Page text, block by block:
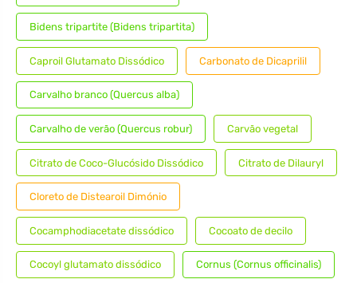
Bidens tripartite (Bidens tripartita)
Caproil Glutamato Dissódico Carbonato de Dicaprilil
Carvalho branco (Quercus alba)
Carvalho de verão (Quercus robur) Carvão vegetal
Citrato de Coco-Glucósido Dissódico Citrato de Dilauryl
Cloreto de Distearoil Dimónio
Cocamphodiacetate dissódico Cocoato de decilo
Cocoyl glutamato dissódico Cornus (Cornus officinalis)